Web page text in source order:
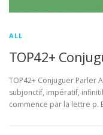
ALL
TOP42+
TOP42+ Conjuguer Parler
subjonctif, impératif,
commence par la lettre p.